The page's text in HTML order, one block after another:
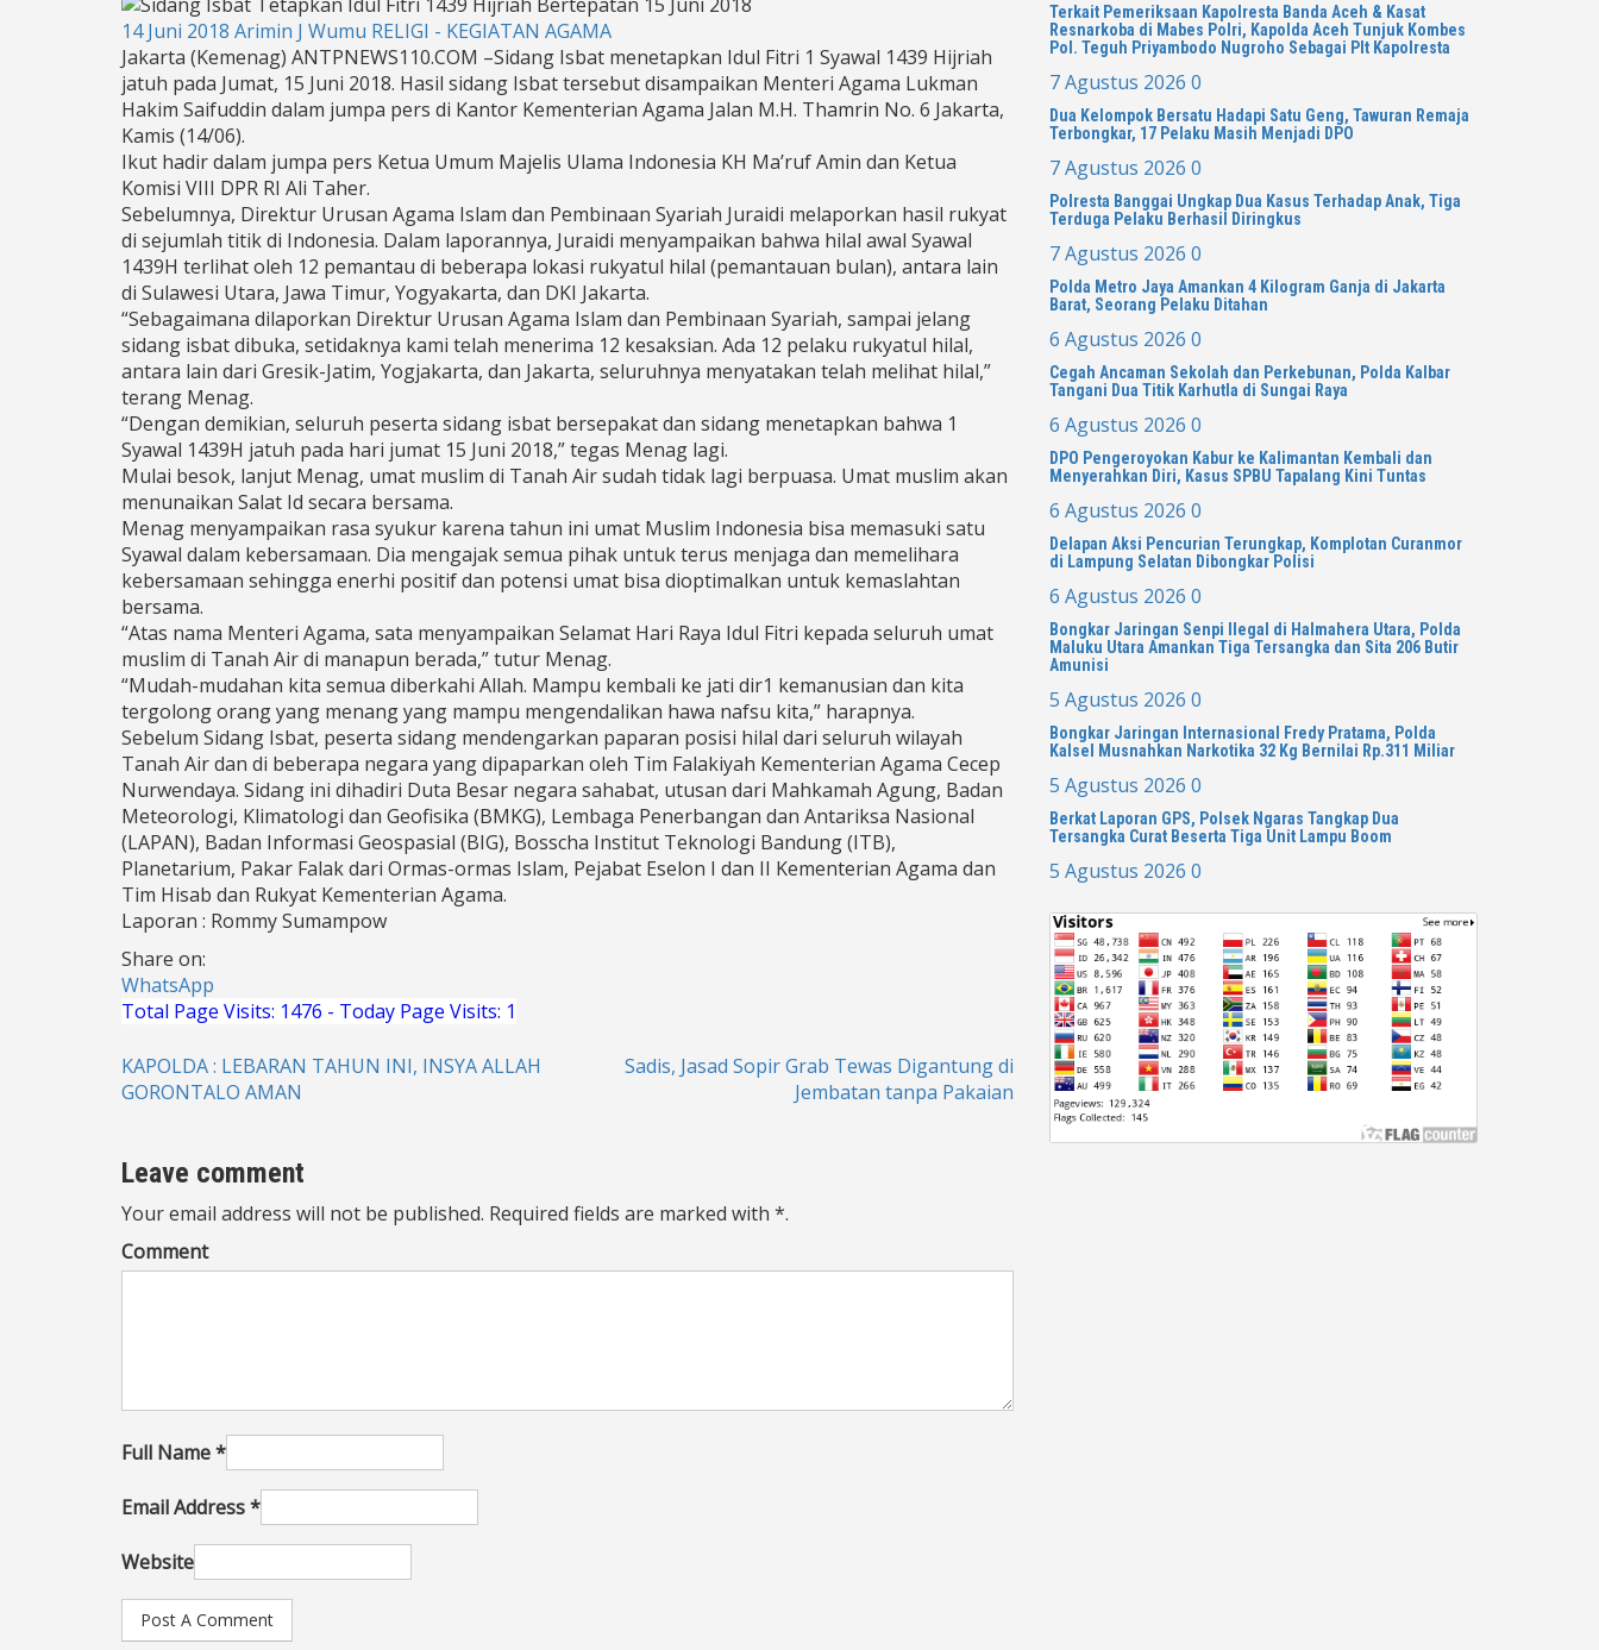
14 Juni 2018 Arimin J Wumu RELIGI - KEGIATAN AGAMA
Jakarta (Kemenag) ANTPNEWS110.COM –Sidang Isbat menetapkan Idul Fitri 1 Syawal 1439 Hijriah
jatuh pada Jumat, 15 Juni 2018. Hasil sidang Isbat tersebut disampaikan Menteri Agama Lukman
Hakim Saifuddin dalam jumpa pers di Kantor Kementerian Agama Jalan M.H. Thamrin No. 6 Jakarta,
Kamis (14/06).
Ikut hadir dalam jumpa pers Ketua Umum Majelis Ulama Indonesia KH Ma’ruf Amin dan Ketua
Komisi VIII DPR RI Ali Taher.
Sebelumnya, Direktur Urusan Agama Islam dan Pembinaan Syariah Juraidi melaporkan hasil rukyat
di sejumlah titik di Indonesia. Dalam laporannya, Juraidi menyampaikan bahwa hilal awal Syawal
1439H terlihat oleh 12 pemantau di beberapa lokasi rukyatul hilal (pemantauan bulan), antara lain
di Sulawesi Utara, Jawa Timur, Yogyakarta, dan DKI Jakarta.
“Sebagaimana dilaporkan Direktur Urusan Agama Islam dan Pembinaan Syariah, sampai jelang
sidang isbat dibuka, setidaknya kami telah menerima 12 kesaksian. Ada 12 pelaku rukyatul hilal,
antara lain dari Gresik-Jatim, Yogjakarta, dan Jakarta, seluruhnya menyatakan telah melihat hilal,”
terang Menag.
“Dengan demikian, seluruh peserta sidang isbat bersepakat dan sidang menetapkan bahwa 1
Syawal 1439H jatuh pada hari jumat 15 Juni 2018,” tegas Menag lagi.
Mulai besok, lanjut Menag, umat muslim di Tanah Air sudah tidak lagi berpuasa. Umat muslim akan
menunaikan Salat Id secara bersama.
Menag menyampaikan rasa syukur karena tahun ini umat Muslim Indonesia bisa memasuki satu
Syawal dalam kebersamaan. Dia mengajak semua pihak untuk terus menjaga dan memelihara
kebersamaan sehingga enerhi positif dan potensi umat bisa dioptimalkan untuk kemaslahtan
bersama.
“Atas nama Menteri Agama, sata menyampaikan Selamat Hari Raya Idul Fitri kepada seluruh umat
muslim di Tanah Air di manapun berada,” tutur Menag.
“Mudah-mudahan kita semua diberkahi Allah. Mampu kembali ke jati dir1 kemanusian dan kita
tergolong orang yang menang yang mampu mengendalikan hawa nafsu kita,” harapnya.
Sebelum Sidang Isbat, peserta sidang mendengarkan paparan posisi hilal dari seluruh wilayah
Tanah Air dan di beberapa negara yang dipaparkan oleh Tim Falakiyah Kementerian Agama Cecep
Nurwendaya. Sidang ini dihadiri Duta Besar negara sahabat, utusan dari Mahkamah Agung, Badan
Meteorologi, Klimatologi dan Geofisika (BMKG), Lembaga Penerbangan dan Antariksa Nasional
(LAPAN), Badan Informasi Geospasial (BIG), Bosscha Institut Teknologi Bandung (ITB),
Planetarium, Pakar Falak dari Ormas-ormas Islam, Pejabat Eselon I dan II Kementerian Agama dan
Tim Hisab dan Rukyat Kementerian Agama.
Laporan : Rommy Sumampow
Share on:
WhatsApp
Total Page Visits: 1476 - Today Page Visits: 1
Navigasi
KAPOLDA : LEBARAN TAHUN INI, INSYA ALLAH
GORONTALO AMAN
Sadis, Jasad Sopir Grab Tewas Digantung di
Jembatan tanpa Pakaian
Leave comment
Your email address will not be published. Required fields are marked with *.
Comment
Full Name *
Email Address *
Website
Terkait Pemeriksaan Kapolresta Banda Aceh & Kasat
Resnarkoba di Mabes Polri, Kapolda Aceh Tunjuk Kombes
Pol. Teguh Priyambodo Nugroho Sebagai Plt Kapolresta
7 Agustus 2026 0
Dua Kelompok Bersatu Hadapi Satu Geng, Tawuran Remaja
Terbongkar, 17 Pelaku Masih Menjadi DPO
7 Agustus 2026 0
Polresta Banggai Ungkap Dua Kasus Terhadap Anak, Tiga
Terduga Pelaku Berhasil Diringkus
7 Agustus 2026 0
Polda Metro Jaya Amankan 4 Kilogram Ganja di Jakarta
Barat, Seorang Pelaku Ditahan
6 Agustus 2026 0
Cegah Ancaman Sekolah dan Perkebunan, Polda Kalbar
Tangani Dua Titik Karhutla di Sungai Raya
6 Agustus 2026 0
DPO Pengeroyokan Kabur ke Kalimantan Kembali dan
Menyerahkan Diri, Kasus SPBU Tapalang Kini Tuntas
6 Agustus 2026 0
Delapan Aksi Pencurian Terungkap, Komplotan Curanmor
di Lampung Selatan Dibongkar Polisi
6 Agustus 2026 0
Bongkar Jaringan Senpi Ilegal di Halmahera Utara, Polda
Maluku Utara Amankan Tiga Tersangka dan Sita 206 Butir
Amunisi
5 Agustus 2026 0
Bongkar Jaringan Internasional Fredy Pratama, Polda
Kalsel Musnahkan Narkotika 32 Kg Bernilai Rp.311 Miliar
5 Agustus 2026 0
Berkat Laporan GPS, Polsek Ngaras Tangkap Dua
Tersangka Curat Beserta Tiga Unit Lampu Boom
5 Agustus 2026 0